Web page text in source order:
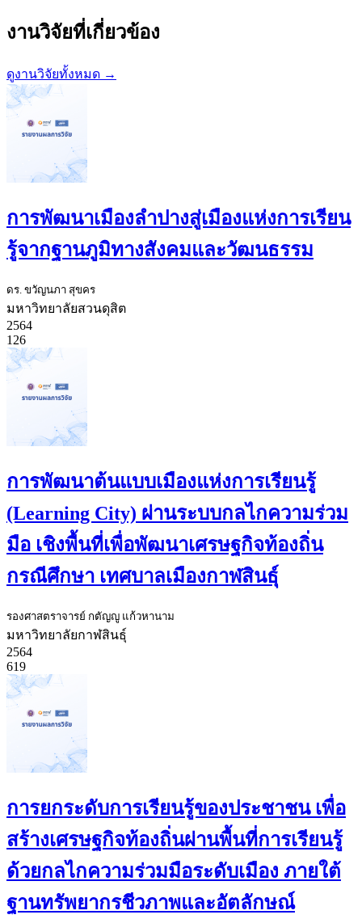
งานวิจัยที่เกี่ยวข้อง
ดูงานวิจัยทั้งหมด →
การพัฒนาเมืองลำปางสู่เมืองแห่งการเรียน
รู้จากฐานภูมิทางสังคมและวัฒนธรรม
ดร. ขวัญนภา สุขคร
มหาวิทยาลัยสวนดุสิต
2564
126
การพัฒนาต้นแบบเมืองแห่งการเรียนรู้
(Learning City) ผ่านระบบกลไกความร่วม
มือ เชิงพื้นที่เพื่อพัฒนาเศรษฐกิจท้องถิ่น
กรณีศึกษา เทศบาลเมืองกาฬสินธุ์
รองศาสตราจารย์ กตัญญู แก้วหานาม
มหาวิทยาลัยกาฬสินธุ์
2564
619
การยกระดับการเรียนรู้ของประชาชน เพื่อ
สร้างเศรษฐกิจท้องถิ่นผ่านพื้นที่การเรียนรู้
ด้วยกลไกความร่วมมือระดับเมือง ภายใต้
ฐานทรัพยากรชีวภาพและอัตลักษณ์